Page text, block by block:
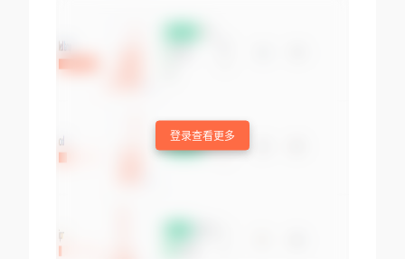
登录查看更多